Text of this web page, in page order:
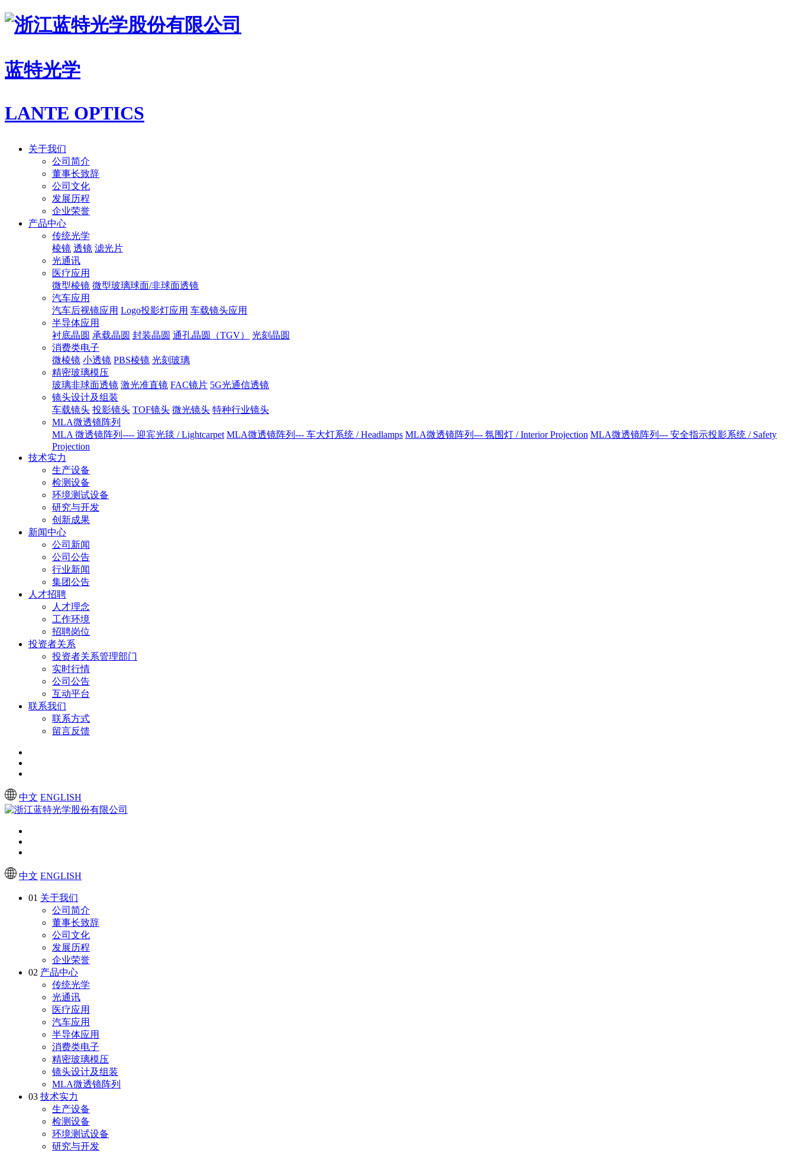
蓝特光学
LANTE OPTICS
关于我们
公司简介
董事长致辞
公司文化
发展历程
企业荣誉
产品中心
传统光学
棱镜 透镜 滤光片
光通讯
医疗应用
微型棱镜 微型玻璃球面/非球面透镜
汽车应用
汽车后视镜应用 Logo投影灯应用 车载镜头应用
半导体应用
衬底晶圆 承载晶圆 封装晶圆 通孔晶圆（TGV）
光刻晶圆
消费类电子
微棱镜 小透镜 PBS棱镜 光刻玻璃
精密玻璃模压
玻璃非球面透镜 激光准直镜 FAC镜片 5G光通信透镜
镜头设计及组装
车载镜头 投影镜头 TOF镜头 微光镜头 特种行业镜头
MLA微透镜阵列
MLA 微透镜阵列---- 迎宾光毯 / Lightcarpet MLA微透镜阵列--- 车大灯系统 / Headlamps MLA微透镜阵列--- 氛围灯 / Interior Projection MLA微透镜阵列--- 安全指示投影系统 / Safety
Projection
技术实力
生产设备
检测设备
环境测试设备
研究与开发
创新成果
新闻中心
公司新闻
公司公告
行业新闻
集团公告
人才招聘
人才理念
工作环境
招聘岗位
投资者关系
投资者关系管理部门
实时行情
公司公告
互动平台
联系我们
联系方式
留言反馈
中文 ENGLISH
中文 ENGLISH
01 关于我们
公司简介
董事长致辞
公司文化
发展历程
企业荣誉
02 产品中心
传统光学
光通讯
医疗应用
汽车应用
半导体应用
消费类电子
精密玻璃模压
镜头设计及组装
MLA微透镜阵列
03 技术实力
生产设备
检测设备
环境测试设备
研究与开发